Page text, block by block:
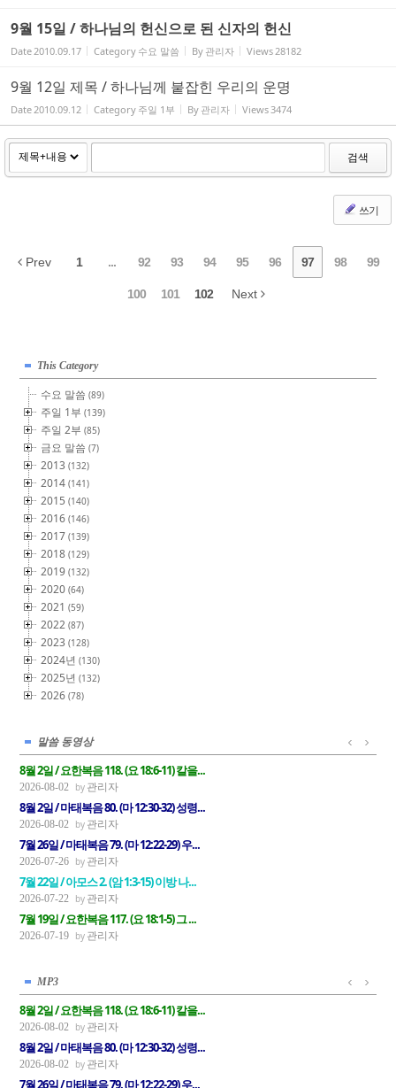
9월 15일 / 하나님의 헌신으로 된 신자의 헌신
Date2010.09.17 Category 수요 말씀 By 관리자 Views28182
9월 12일 제목 / 하나님께 붙잡힌 우리의 운명
Date2010.09.12 Category 주일 1부 By 관리자 Views3474
검색
쓰기
Prev 1 ... 92 93 94 95 96 97 98 99
100 101 102 Next
This Category
수요 말씀(89)
주일 1부(139)
주일 2부(85)
금요 말씀(7)
2013(132)
2014(141)
2015(140)
2016(146)
2017(139)
2018(129)
2019(132)
2020(64)
2021(59)
2022(87)
2023(128)
2024년(130)
2025년(132)
2026(78)
말씀 동영상
8월 2일 / 요한복음 118. (요 18:6-11) 칼을...
2026-08-02 관리자
8월 2일 / 마태복음 80. (마 12:30-32) 성령...
2026-08-02 관리자
7월 26일 / 마태복음 79. (마 12:22-29) 우...
2026-07-26 관리자
7월 22일 / 아모스 2. (암 1:3-15) 이방 나...
2026-07-22 관리자
7월 19일 / 요한복음 117. (요 18:1-5) 그 ...
2026-07-19 관리자
MP3
8월 2일 / 요한복음 118. (요 18:6-11) 칼을...
2026-08-02 관리자
8월 2일 / 마태복음 80. (마 12:30-32) 성령...
2026-08-02 관리자
7월 26일 / 마태복음 79. (마 12:22-29) 우...